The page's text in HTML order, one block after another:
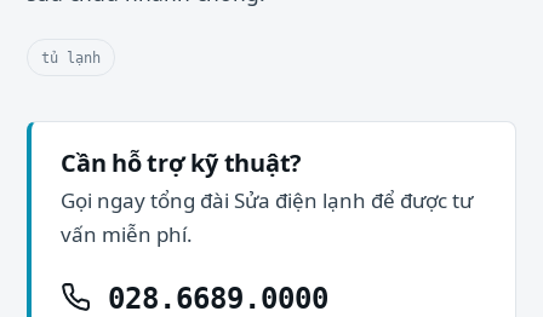
tủ lạnh
Cần hỗ trợ kỹ thuật?
Gọi ngay tổng đài Sửa điện lạnh để được tư
vấn miễn phí.
028.6689.0000